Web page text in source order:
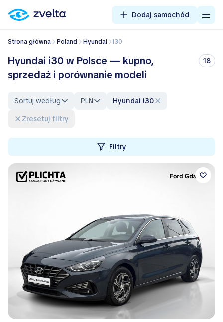
Dodaj samochód
Strona główna Poland Hyundai i30
Hyundai i30 w Polsce — kupno,
sprzedaż i porównanie modeli
18
Sortuj według PLN
Hyundai i30
Zresetuj filtry
Filtry